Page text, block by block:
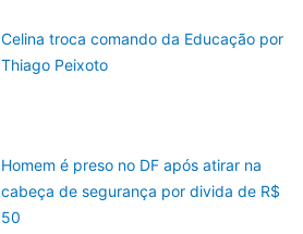
Celina troca comando da Educação por
Thiago Peixoto
Homem é preso no DF após atirar na
cabeça de segurança por divida de R$
50